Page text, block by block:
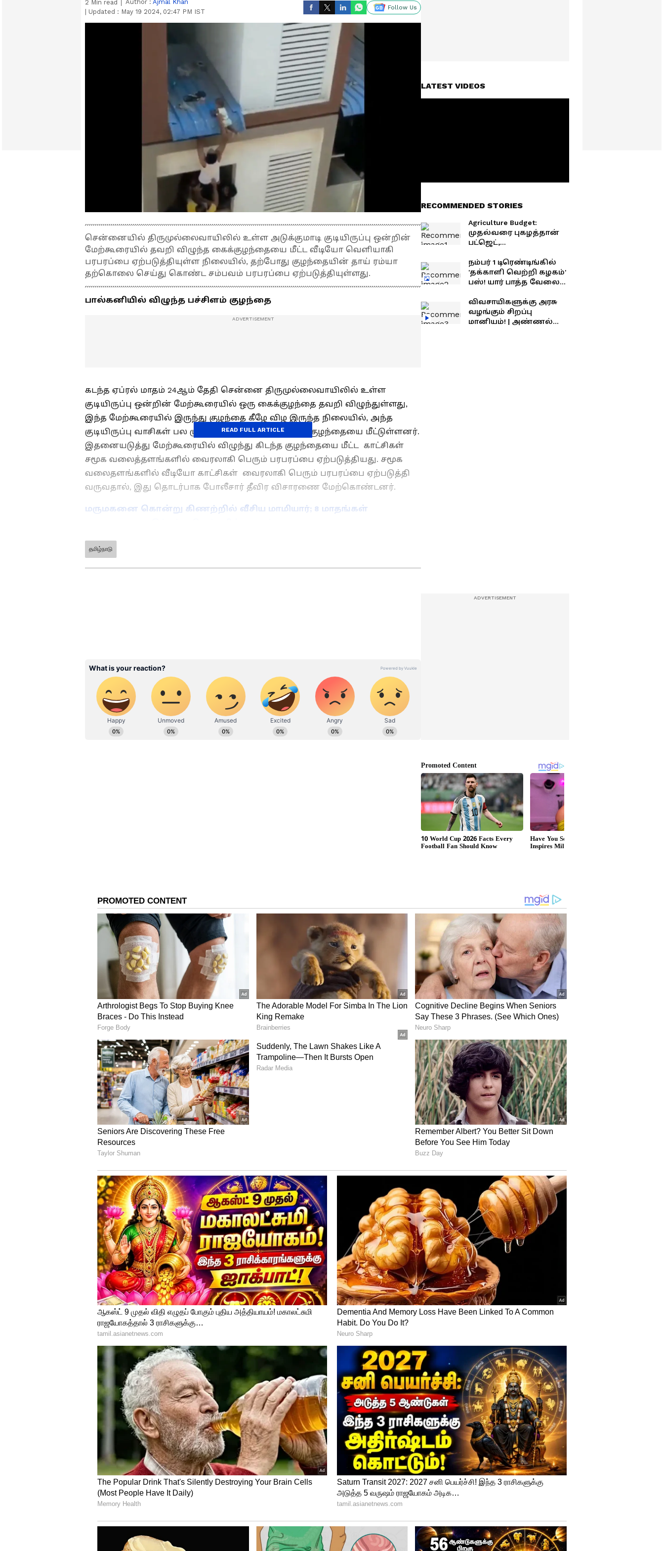
2 Min read Author : Ajmal Khan
Updated : May 19 2024, 02:47 PM IST
Follow Us
சென்னையில் திருமுல்லைவாயிலில் உள்ள அடுக்குமாடி குடியிருப்பு ஒன்றின்
மேற்கூரையில் தவறி விழுந்த கைக்குழந்தையை மீட்ட வீடியோ வெளியாகி
பரபரப்பை ஏற்படுத்தியுள்ள நிலையில், தற்போது குழந்தையின் தாய் ரம்யா
தற்கொலை செய்து கொண்ட சம்பவம் பரபரப்பை ஏற்படுத்தியுள்ளது.
பால்கனியில் விழுந்த பச்சிளம் குழந்தை
கடந்த ஏப்ரல் மாதம் 24ஆம் தேதி சென்னை திருமுல்லைவாயிலில் உள்ள
குடியிருப்பு ஒன்றின் மேற்கூரையில் ஒரு கைக்குழந்தை தவறி விழுந்துள்ளது,
இந்த மேற்கூரையில் இருந்து குழந்தை கீழே விழ இருந்த நிலையில், அந்த
குடியிருப்பு வாசிகள் பல முயற்சிகளை மேற்கொண்டு குழந்தையை மீட்டுள்ளனர்.
இதனையடுத்து மேற்கூரையில் விழுந்து கிடந்த குழந்தையை மீட்ட காட்சிகள்
சமூக வலைத்தளங்களில் வைரலாகி பெரும் பரபரப்பை ஏற்படுத்தியது. சமூக
வலைதளங்களில் வீடியோ காட்சிகள் வைரலாகி பெரும் பரபரப்பை ஏற்படுத்தி
வருவதால், இது தொடர்பாக போலீசார் தீவிர விசாரணை மேற்கொண்டனர்.
மருமகனை கொன்று கிணற்றில் வீசிய மாமியார்; 8 மாதங்கள்
சொந்த ஊருக்கு சென்ற குழந்தையின் தாய்
குழந்தை காப்பாற்றப்பட்ட சம்பவத்திற்கு பிறகு அங்கிருந்து சொந்த ஊரான
காரமடைக்கு வந்துள்ளார்கள். நேற்று வீட்டில் அனைவரும் வெளியில்
சென்றுள்ளனர். இதனையடுத்து மீண்டும் வீட்டிற்கு திரும்பிய போது ரம்யா
தூக்கிட்டு தற்கொலை செய்துகொண்டுள்ளார். இது தொடர்பாக போலீசாருக்கு
பரிசோதனைக்காக மருத்துவமனைக்கு அனுப்பி வைத்துள்ளனர். தற்கொலை
செய்து கொண்ட ரம்யா சிறிது நாட்களாக மன அழுத்தத்தில் இருந்ததாக
கூறப்படுகிறது. இச்சம்பவம் குறித்து காரமடை போலீசார் விசாரணை
மேற்கொண்டு வருகின்றனர்.
சிவகங்கையில் முன்விரோதம் காரணமாக வீடு புகுந்து ஒருவர் வெட்டி
படுகொலை; போலீசார் விசாரணை
READ FULL ARTICLE
ABOUT THE AUTHOR
Ajmal Khan
தமிழ்நாடு
LATEST VIDEOS
RECOMMENDED STORIES
Agriculture Budget:
முதல்வரை புகழத்தான்
பட்ஜெட்,
இல்லையா? - ஸ்டாலின்
கடும் தாக்கு
நம்பர் 1 டிரெண்டிங்கில்
'தக்காளி வெற்றி கழகம்'
பஸ்! யார் பாத்த வேலைடா
விவசாயிகளுக்கு அரசு
வழங்கும் சிறப்பு
மானியம்! | அண்ணல்